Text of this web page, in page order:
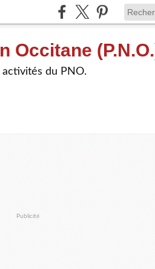
Occitane
du PNO.
Publicité